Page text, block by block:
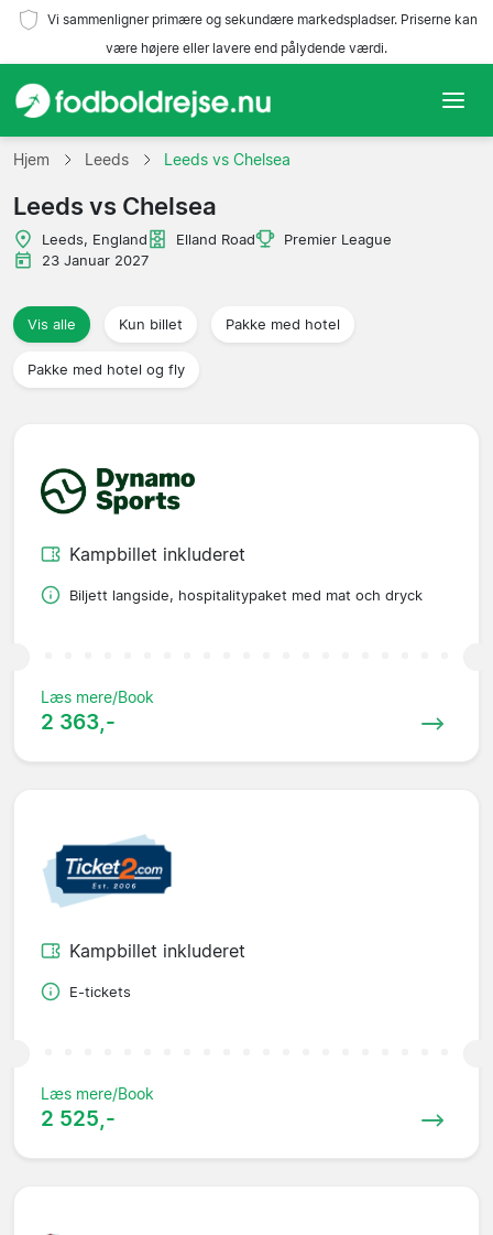
Vi sammenligner primære og sekundære markedspladser. Priserne kan
være højere eller lavere end pålydende værdi.
Hjem
Hold
Ligaer
Rejsebureauer
Hjem Leeds Leeds vs Chelsea
Leeds vs Chelsea
Leeds, England Elland Road
Premier League
23 Januar 2027
Vis alle Kun billet Pakke med hotel
Pakke med hotel og fly
Kampbillet inkluderet
Biljett langside, hospitalitypaket med mat och dryck
Læs mere/Book
2 363,-
Kampbillet inkluderet
E-tickets
Læs mere/Book
2 525,-